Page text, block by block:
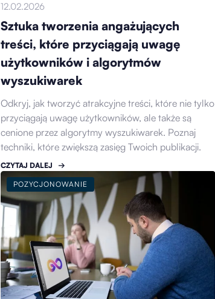
12.02.2026
Sztuka tworzenia angażujących
treści, które przyciągają uwagę
użytkowników i algorytmów
wyszukiwarek
Odkryj, jak tworzyć atrakcyjne treści, które nie tylko
przyciągają uwagę użytkowników, ale także są
cenione przez algorytmy wyszukiwarek. Poznaj
techniki, które zwiększą zasięg Twoich publikacji.
CZYTAJ DALEJ
POZYCJONOWANIE